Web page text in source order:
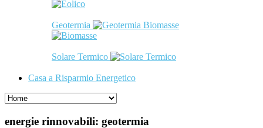
Geotermia Biomasse
Solare Termico
Casa a Risparmio Energetico
energie rinnovabili: geotermia